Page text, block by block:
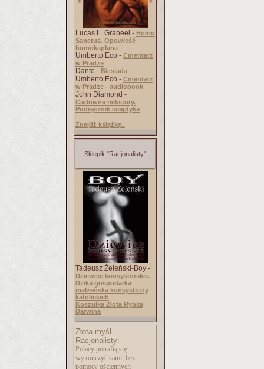
Lucas L. Grabeel - Homo
Sanctus. Opowieść
homokapłana
Umberto Eco - Cmentarz
w Pradze
Dante - Biesiada
Umberto Eco - Cmentarz
w Pradze - audiobook
John Diamond -
Cudowne mikstury.
Podręcznik sceptyka
Znajdź książkę..
Sklepik "Racjonalisty"
Tadeusz Żeleński-Boy -
Dziewice konsystorskie.
Dzika gospodarka
małżeńska konsystorzy
katolickich
Koszulka Złota Rybka
Darwina
Złota myśl
Racjonalisty:
Polacy potrafią się
wykończyć sami, bez
pomocy ościennych